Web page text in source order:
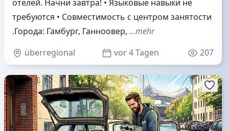
отелей. Начни завтра! • Языковые навыки не
требуются • Совместимость с центром занятости
.Города: Гамбург, Ганноовер, …mehr
überregional
vor 4 Tagen 207